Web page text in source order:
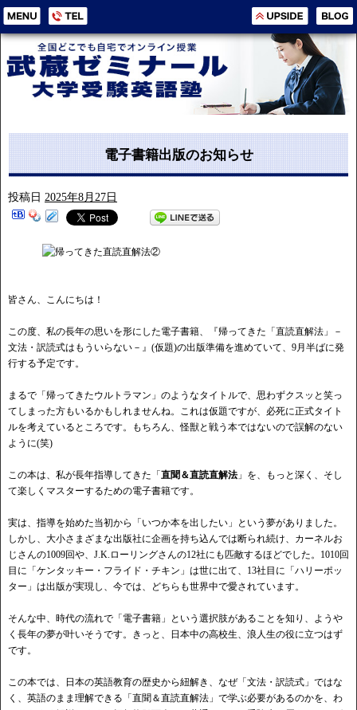
電子書籍出版のお知らせ
投稿日 2025年8月27日
皆さん、こんにちは！
この度、私の長年の思いを形にした電子書籍、『帰ってきた「直読直解法」－
文法・訳読式はもういらない－』(仮題)の出版準備を進めていて、9月半ばに発
行する予定です。
まるで「帰ってきたウルトラマン」のようなタイトルで、思わずクスッと笑っ
てしまった方もいるかもしれませんね。これは仮題ですが、必死に正式タイト
ルを考えているところです。もちろん、怪獣と戦う本ではないので誤解のない
ように(笑)
この本は、私が長年指導してきた「 直聞＆直読直解法 」を、もっと深く、そし
て楽しくマスターするための電子書籍です。
実は、指導を始めた当初から「いつか本を出したい」という夢がありました。
しかし、大小さまざまな出版社に企画を持ち込んでは断られ続け、カーネルお
じさんの1009回や、J.K.ローリングさんの12社にも匹敵するほどでした。1010回
目に「ケンタッキー・フライド・チキン」は世に出て、13社目に「ハリーポッ
ター」は出版が実現し、今では、どちらも世界中で愛されています。
そんな中、時代の流れで「電子書籍」という選択肢があることを知り、ようや
く長年の夢が叶いそうです。きっと、日本中の高校生、浪人生の役に立つはず
です。
この本では、日本の英語教育の歴史から紐解き、なぜ「文法・訳読式」ではな
く、英語のまま理解できる「直聞＆直読直解法」で学ぶ必要があるのかを、わ